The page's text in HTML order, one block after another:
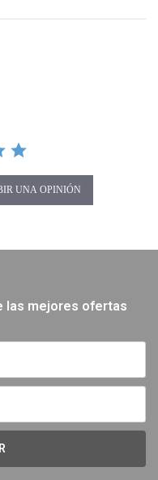
UNA OPINIÓN
las mejores ofertas